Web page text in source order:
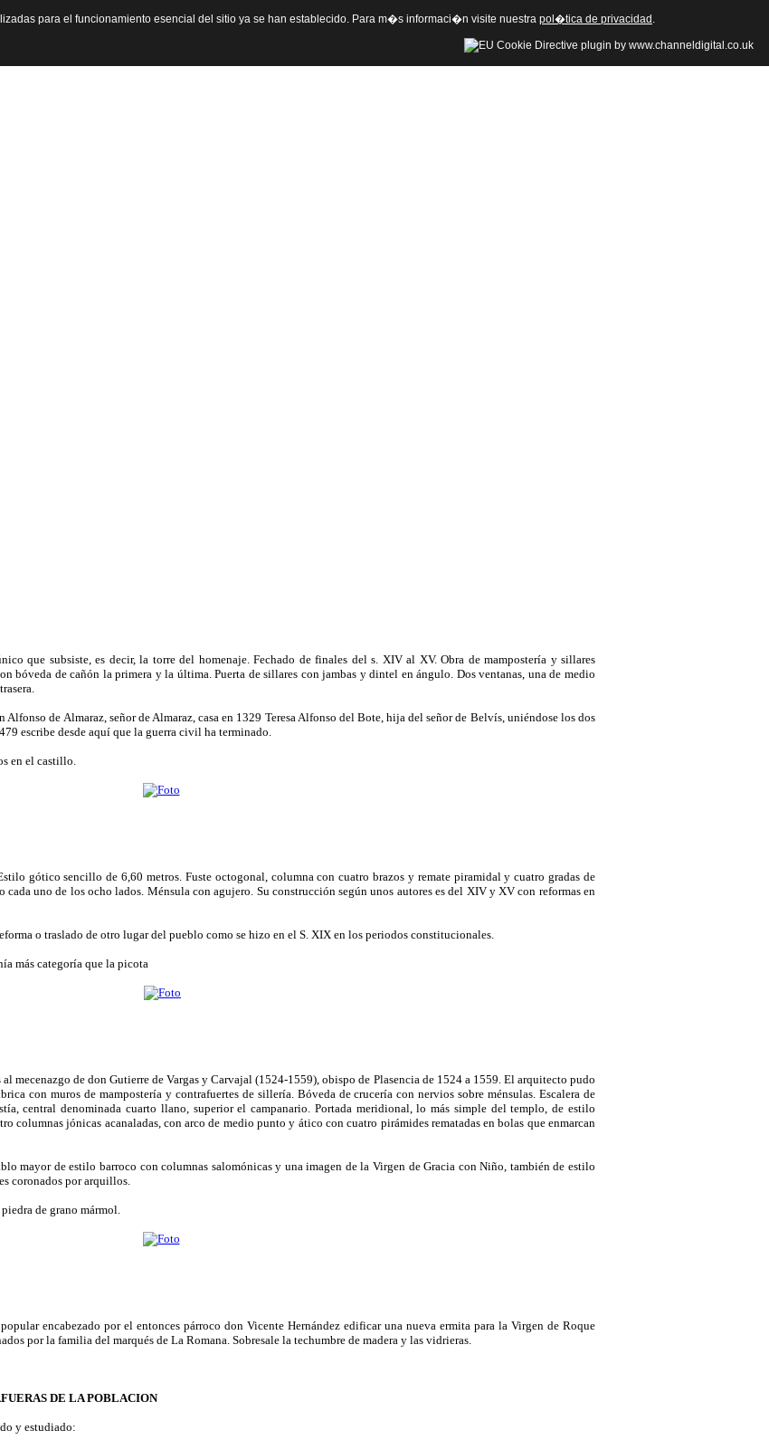
que subsiste, es decir, la torre del homenaje. Fechado de finales del s. XIV al XV. Obra de mampostería y sillares
bóveda de cañón la primera y la última. Puerta de sillares con jambas y dintel en ángulo. Dos ventanas, una de medio
Alfonso de Almaraz, señor de Almaraz, casa en 1329 Teresa Alfonso del Bote, hija del señor de Belvís, uniéndose los dos
escribe desde aquí que la guerra civil ha terminado.
en el castillo.
gótico sencillo de 6,60 metros. Fuste octogonal, columna con cuatro brazos y remate piramidal y cuatro gradas de
uno de los ocho lados. Ménsula con agujero. Su construcción según unos autores es del XIV y XV con reformas en
o traslado de otro lugar del pueblo como se hizo en el S. XIX en los periodos constitucionales.
más categoría que la picota
mecenazgo de don Gutierre de Vargas y Carvajal (1524-1559), obispo de Plasencia de 1524 a 1559. El arquitecto pudo
con muros de mampostería y contrafuertes de sillería. Bóveda de crucería con nervios sobre ménsulas. Escalera de
central denominada cuarto llano, superior el campanario. Portada meridional, lo más simple del templo, de estilo
columnas jónicas acanaladas, con arco de medio punto y ático con cuatro pirámides rematadas en bolas que enmarcan
mayor de estilo barroco con columnas salomónicas y una imagen de la Virgen de Gracia con Niño, también de estilo
coronados por arquillos.
de grano mármol.
encabezado por el entonces párroco don Vicente Hernández edificar una nueva ermita para la Virgen de Roque
por la familia del marqués de La Romana. Sobresale la techumbre de madera y las vidrieras.
DE LA POBLACION
y estudiado:
para el funcionamiento esencial del sitio ya se han establecido. Para m�s informaci�n visite nuestra pol�tica de privacidad .